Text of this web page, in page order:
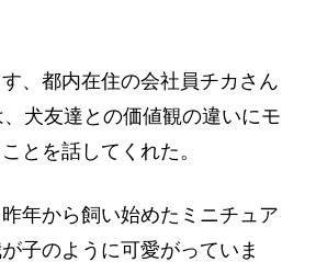
、都内在住の会社員チカさん
、犬友達との価値観の違いにモ
とを話してくれた。
昨年から飼い始めたミニチュア
子のように可愛がっていま